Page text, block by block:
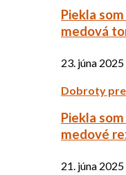
Piekla
medová
23. júna 2025
Dobroty
Piekla
medové
21. júna 2025